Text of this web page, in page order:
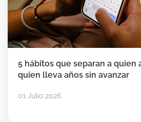
5 hábitos que separan a quien
quien lleva años sin avanzar
01 Julio 2026